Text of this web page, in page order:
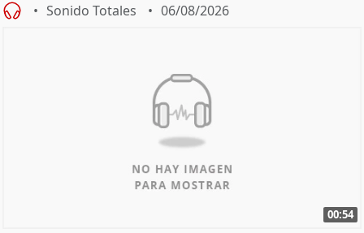
Sonido Totales 06/08/2026
00:54